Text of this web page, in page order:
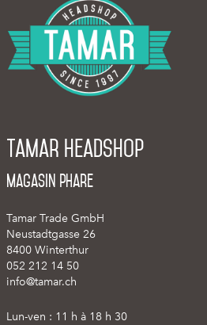
Tamar Headshop
Magasin phare
Tamar Trade GmbH
Neustadtgasse 26
8400 Winterthur
052 212 14 50
info@tamar.ch
Lun-ven : 11 h à 18 h 30